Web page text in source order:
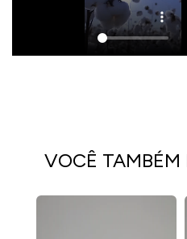
VOCÊ TAMBÉM